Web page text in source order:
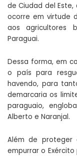
de Ciudad del
ocorre em virtude
aos agricultores
Paraguai.
Dessa forma, em
o país para
havendo, para
demarcaria os
paraguaio,
Alberto e Naranjal.
Além de proteger
empurrar o